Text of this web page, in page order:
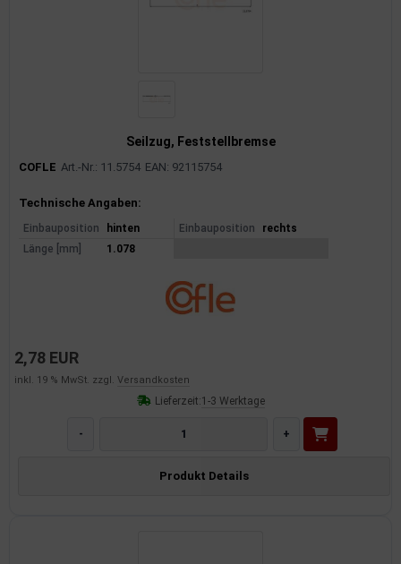
Seilzug, Feststellbremse
COFLE Art.-Nr.: 11.5754 EAN: 92115754
Produktinformationen
Technische Angaben:
Einbauposition hinten Einbauposition
rechts
Länge [mm]
1.078
2,78 EUR
inkl. 19 % MwSt. zzgl. Versandkosten
Lieferzeit:1-3 Werktage
- +
Produkt Details